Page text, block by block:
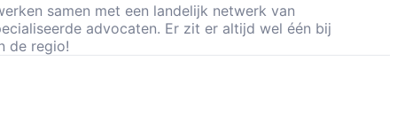
samen met een landelijk netwerk van
advocaten. Er zit er altijd wel één bij
de regio!